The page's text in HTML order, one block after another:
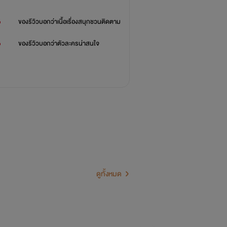
ของรีวิวบอกว่าเนื้อเรื่องสนุกชวนติดตาม
ของรีวิวบอกว่าตัวละครน่าสนใจ
ดูทั้งหมด